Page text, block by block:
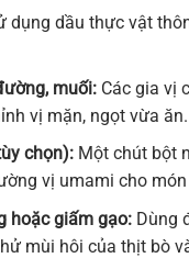
dụng dầu thực vật
muối:Các gia vị
vị mặn, ngọt vừa ăn.
chọn):Một chút bột
vị umami cho món
hoặc giấm gạo:Dùng
mùi hôi của thịt bò